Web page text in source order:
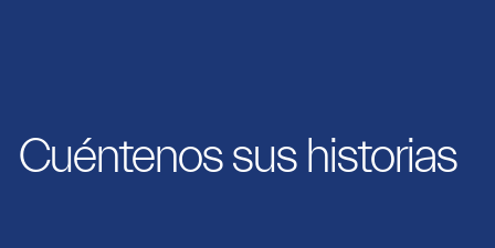
Cuéntenos sus historias